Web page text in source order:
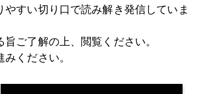
もっともっと上がる。」
すい切り口で読み解き発信していま
ご了解の上、閲覧ください。
ください。